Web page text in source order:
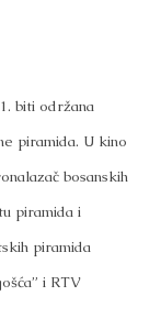
biti održana
piramida. U kino
bosanskih
piramida i
piramida
i RTV